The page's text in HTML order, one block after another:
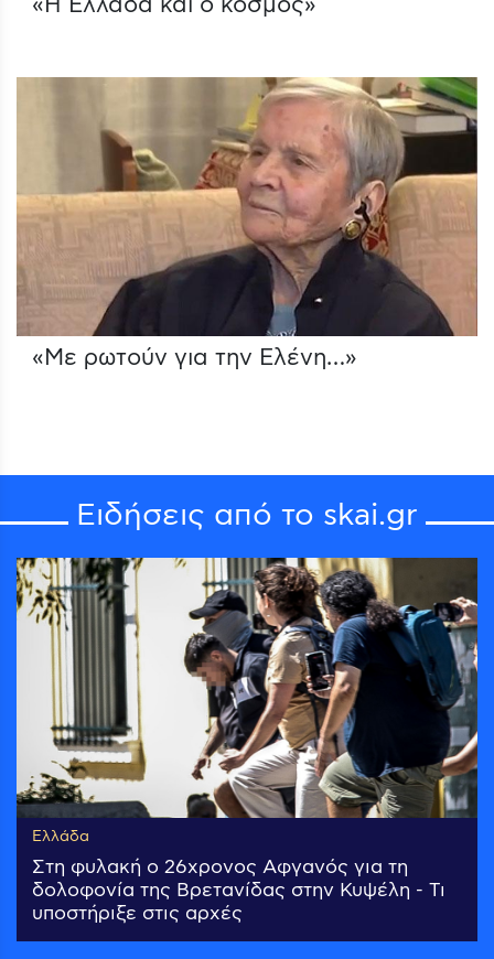
«Με ρωτούν για την Ελένη…»
Ειδήσεις από το skai.gr
Ελλάδα
Στη φυλακή ο 26χρονος Αφγανός για τη
δολοφονία της Βρετανίδας στην Κυψέλη - Τι
υποστήριξε στις αρχές